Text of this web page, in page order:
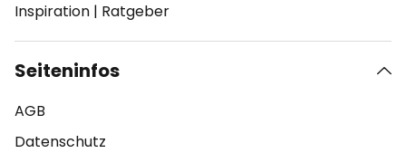
Inspiration | Ratgeber
Seiteninfos
AGB
Datenschutz